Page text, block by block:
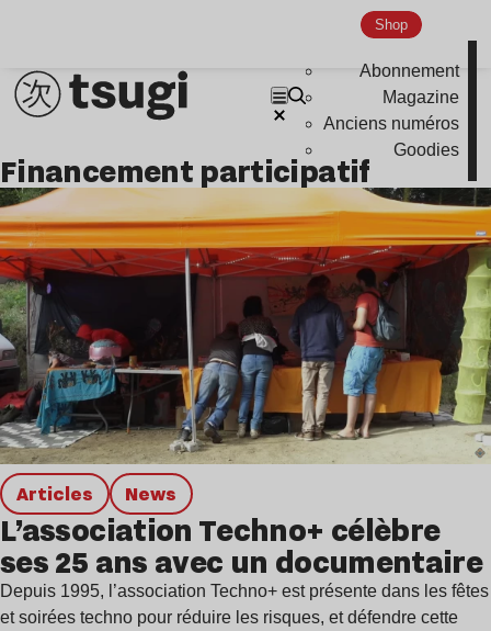
Shop
Abonnement
Magazine
Anciens numéros
Goodies
financement participatif
Articles news
L’association Techno+ célèbre
ses 25 ans avec un documentaire
Depuis 1995, l’association Techno+ est présente dans les fêtes
et soirées techno pour réduire les risques, et défendre cette